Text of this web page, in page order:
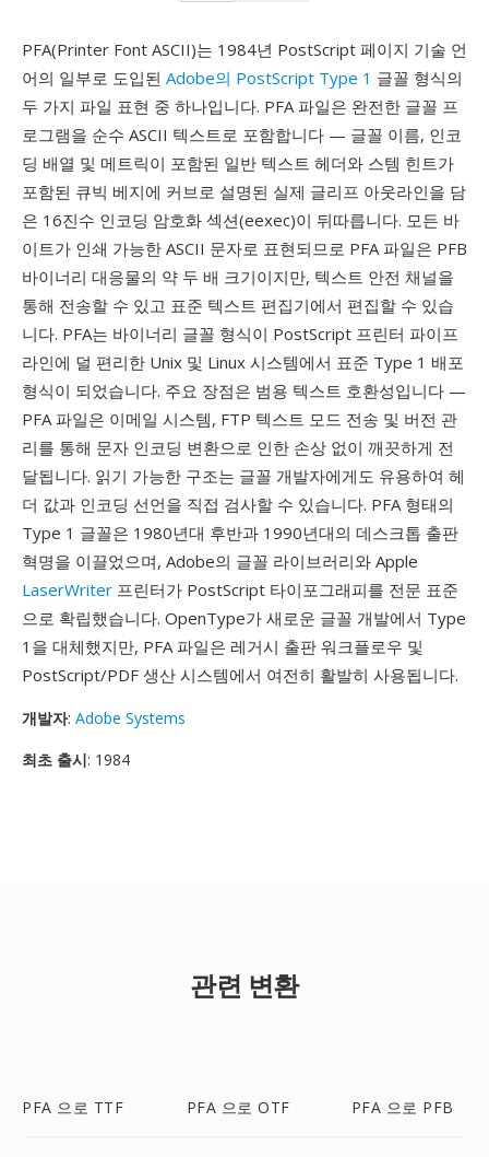
PFA(Printer Font ASCII)는 1984년 PostScript 페이지 기술 언
어의 일부로 도입된 Adobe의 PostScript Type 1 글꼴 형식의
두 가지 파일 표현 중 하나입니다. PFA 파일은 완전한 글꼴 프
로그램을 순수 ASCII 텍스트로 포함합니다 — 글꼴 이름, 인코
딩 배열 및 메트릭이 포함된 일반 텍스트 헤더와 스템 힌트가
포함된 큐빅 베지에 커브로 설명된 실제 글리프 아웃라인을 담
은 16진수 인코딩 암호화 섹션(eexec)이 뒤따릅니다. 모든 바
이트가 인쇄 가능한 ASCII 문자로 표현되므로 PFA 파일은 PFB
바이너리 대응물의 약 두 배 크기이지만, 텍스트 안전 채널을
통해 전송할 수 있고 표준 텍스트 편집기에서 편집할 수 있습
니다. PFA는 바이너리 글꼴 형식이 PostScript 프린터 파이프
라인에 덜 편리한 Unix 및 Linux 시스템에서 표준 Type 1 배포
형식이 되었습니다. 주요 장점은 범용 텍스트 호환성입니다 —
PFA 파일은 이메일 시스템, FTP 텍스트 모드 전송 및 버전 관
리를 통해 문자 인코딩 변환으로 인한 손상 없이 깨끗하게 전
달됩니다. 읽기 가능한 구조는 글꼴 개발자에게도 유용하여 헤
더 값과 인코딩 선언을 직접 검사할 수 있습니다. PFA 형태의
Type 1 글꼴은 1980년대 후반과 1990년대의 데스크톱 출판
혁명을 이끌었으며, Adobe의 글꼴 라이브러리와 Apple
LaserWriter 프린터가 PostScript 타이포그래피를 전문 표준
으로 확립했습니다. OpenType가 새로운 글꼴 개발에서 Type
1을 대체했지만, PFA 파일은 레거시 출판 워크플로우 및
PostScript/PDF 생산 시스템에서 여전히 활발히 사용됩니다.
개발자: Adobe Systems
최초 출시: 1984
관련 변환
PFA 으로 TTF PFA 으로 OTF PFA 으로 PFB